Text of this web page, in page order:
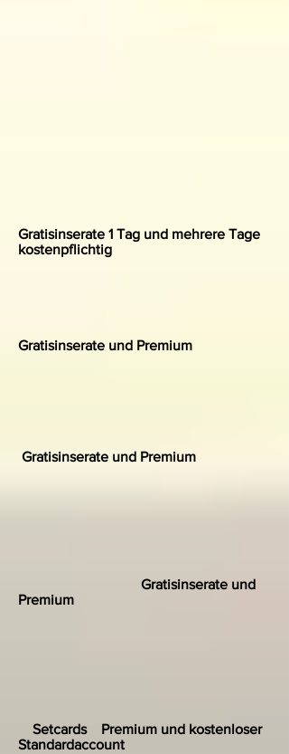
Gratisinserate 1 Tag und mehrere Tage
kostenpflichtig
Gratisinserate und Premium
Gratisinserate und Premium
Gratisinserate und
Premium
Setcards Premium und kostenloser
Standardaccount